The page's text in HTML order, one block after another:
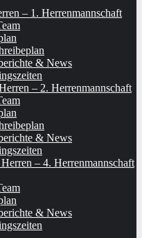
– 1. Herrenmannschaft
& News
– 2. Herrenmannschaft
& News
– 4. Herrenmannschaft
& News